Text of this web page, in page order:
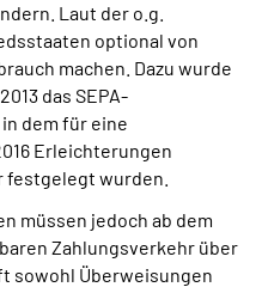
Laut der o.g.
optional von
machen. Dazu wurde
das SEPA-
dem für eine
Erleichterungen
festgelegt wurden.
müssen jedoch ab dem
Zahlungsverkehr über
sowohl Überweisungen